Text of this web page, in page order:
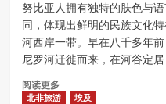
努比亚人拥有独特的肤色与
同，体现出鲜明的民族文化
河西岸一带。早在八千多年
尼罗河迁徙而来，在河谷定
阅读更多Read
more
北非旅游 埃及